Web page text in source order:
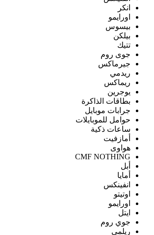
انكر
اورايمو
بيسوس
بيلكن
تتيك
جوى روم
جيرماكس
ريدمي
ريماكس
يوجرين
بطاقات الذاكرة
جرابات موبايل
حوامل للموبايلات
ساعات ذكية
أمازفيت
هواوى
CMF NOTHING
أبل
أمايا
انفينكس
اوتيتو
اورايمو
ايتل
جوي روم
ريلمى